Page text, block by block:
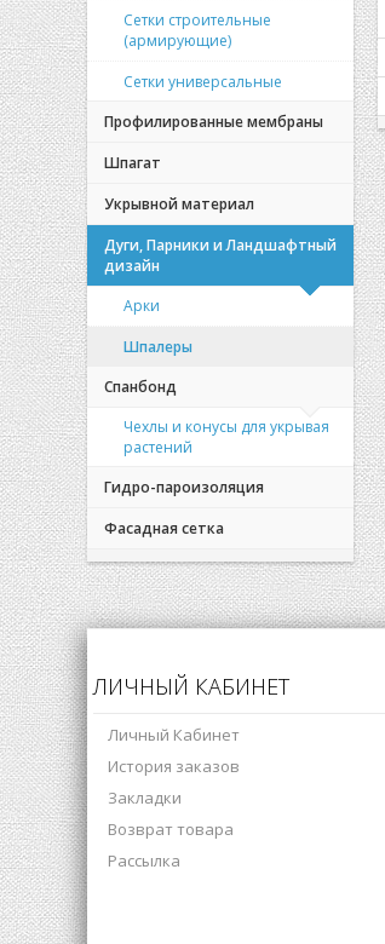
Сетки строительные
(армирующие)
Сетки универсальные
Профилированные мембраны
Шпагат
Укрывной материал
Дуги, Парники и Ландшафтный
дизайн
Арки
Шпалеры
Спанбонд
Чехлы и конусы для укрывая
растений
Гидро-пароизоляция
Фасадная сетка
ЛИЧНЫЙ КАБИНЕТ
Личный Кабинет
История заказов
Закладки
Возврат товара
Рассылка